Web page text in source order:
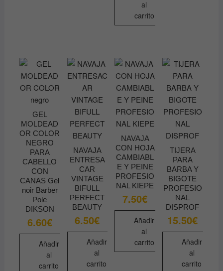
al
carrito
GEL
MOLDEAD
OR COLOR
NEGRO
PARA
CABELLO
CON
CANAS Gel
noir Barber
Pole
DIKSON
6.60€
Añadir
al
carrito
NAVAJA
ENTRESA
CAR
VINTAGE
BIFULL
PERFECT
BEAUTY
6.50€
Añadir
al
carrito
NAVAJA
CON HOJA
CAMBIABL
E Y PEINE
PROFESIO
NAL KIEPE
7.50€
Añadir
al
carrito
TIJERA
PARA
BARBA Y
BIGOTE
PROFESIO
NAL
DISPROF
15.50€
Añadir
al
carrito